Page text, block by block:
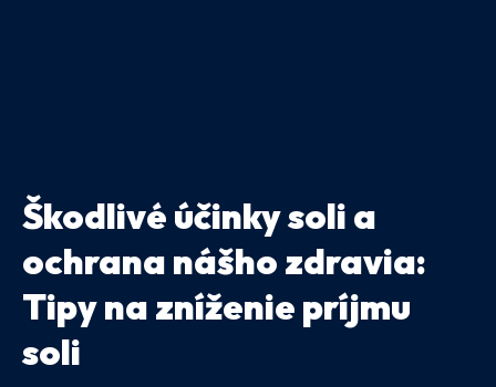
Škodlivé účinky soli a
ochrana nášho zdravia:
Tipy na zníženie príjmu
soli